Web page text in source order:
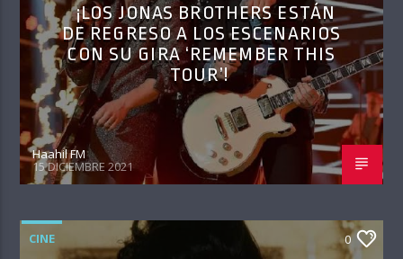
¡LOS JONAS BROTHERS ESTÁN
DE REGRESO A LOS ESCENARIOS
CON SU GIRA ‘REMEMBER THIS
TOUR’!
Haahil FM
15 DICIEMBRE 2021
CINE 0